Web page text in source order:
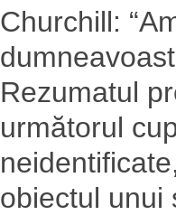
Churchill:
Rezumatul
următorul
obiectul unui